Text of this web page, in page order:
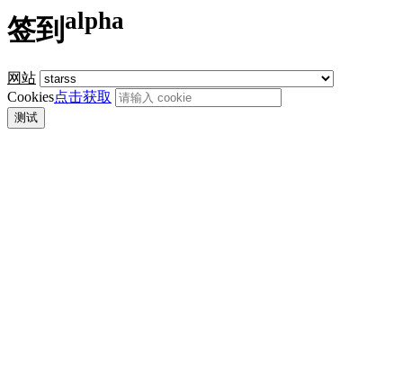
签到 alpha
网站
Cookies点击获取
测试